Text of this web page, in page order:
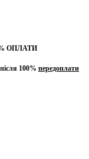
ОПЛАТИ
100% передоплати